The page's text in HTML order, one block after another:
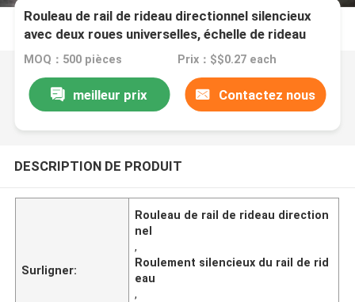
Rouleau de rail de rideau directionnel silencieux
avec deux roues universelles, échelle de rideau
MOQ：500 pièces Prix：$$0.27 each
meilleur prix Contactez nous
DESCRIPTION DE PRODUIT
Surligner:
Rouleau de rail de rideau direction
nel
,
Roulement silencieux du rail de rid
eau
,